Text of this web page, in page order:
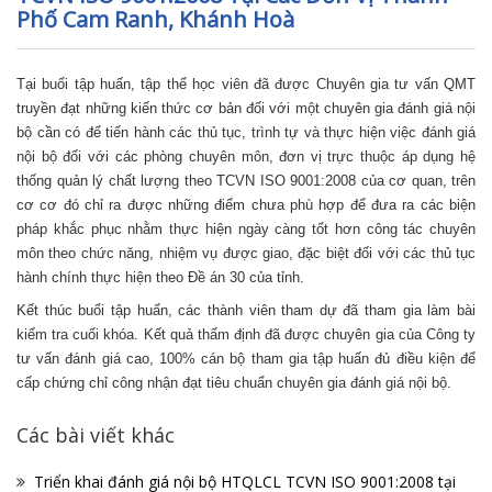
Phố Cam Ranh, Khánh Hoà
Tại buổi tập huấn, tập thể học viên đã được Chuyên gia tư vấn QMT
truyền đạt những kiến thức cơ bản đối với một chuyên gia đánh giá nội
bộ cần có để tiến hành các thủ tục, trình tự và thực hiện việc đánh giá
nội bộ đối với các phòng chuyên môn, đơn vị trực thuộc áp dụng hệ
thống quản lý chất lượng theo TCVN ISO 9001:2008 của cơ quan, trên
cơ cơ đó chỉ ra được những điểm chưa phù hợp để đưa ra các biện
pháp khắc phục nhằm thực hiện ngày càng tốt hơn công tác chuyên
môn theo chức năng, nhiệm vụ được giao, đặc biệt đối với các thủ tục
hành chính thực hiện theo Đề án 30 của tỉnh.
Kết thúc buổi tập huấn, các thành viên tham dự đã tham gia làm bài
kiểm tra cuối khóa. Kết quả thẩm định đã được chuyên gia của Công ty
tư vấn đánh giá cao, 100% cán bộ tham gia tập huấn đủ điều kiện để
cấp chứng chỉ công nhận đạt tiêu chuẩn chuyên gia đánh giá nội bộ.
Các bài viết khác
Triển khai đánh giá nội bộ HTQLCL TCVN ISO 9001:2008 tại